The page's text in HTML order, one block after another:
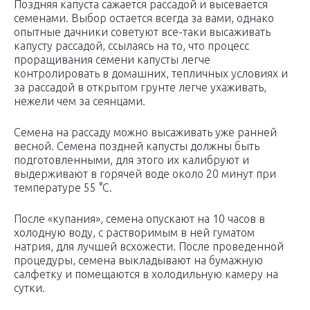
Поздняя капуста сажается рассадой и высевается
семенами. Выбор остается всегда за вами, однако
опытные дачники советуют все-таки высаживать
капусту рассадой, ссылаясь на то, что процесс
проращивания семени капусты легче
контролировать в домашних, тепличных условиях и
за рассадой в открытом грунте легче ухаживать,
нежели чем за сеянцами.
Семена на рассаду можно высаживать уже ранней
весной. Семена поздней капусты должны быть
подготовленными, для этого их калибруют и
выдерживают в горячей воде около 20 минут при
температуре 55 °С.
После «купания», семена опускают на 10 часов в
холодную воду, с растворимым в ней гуматом
натрия, для лучшей всхожести. После проведенной
процедуры, семена выкладывают на бумажную
салфетку и помещаются в холодильную камеру на
сутки.